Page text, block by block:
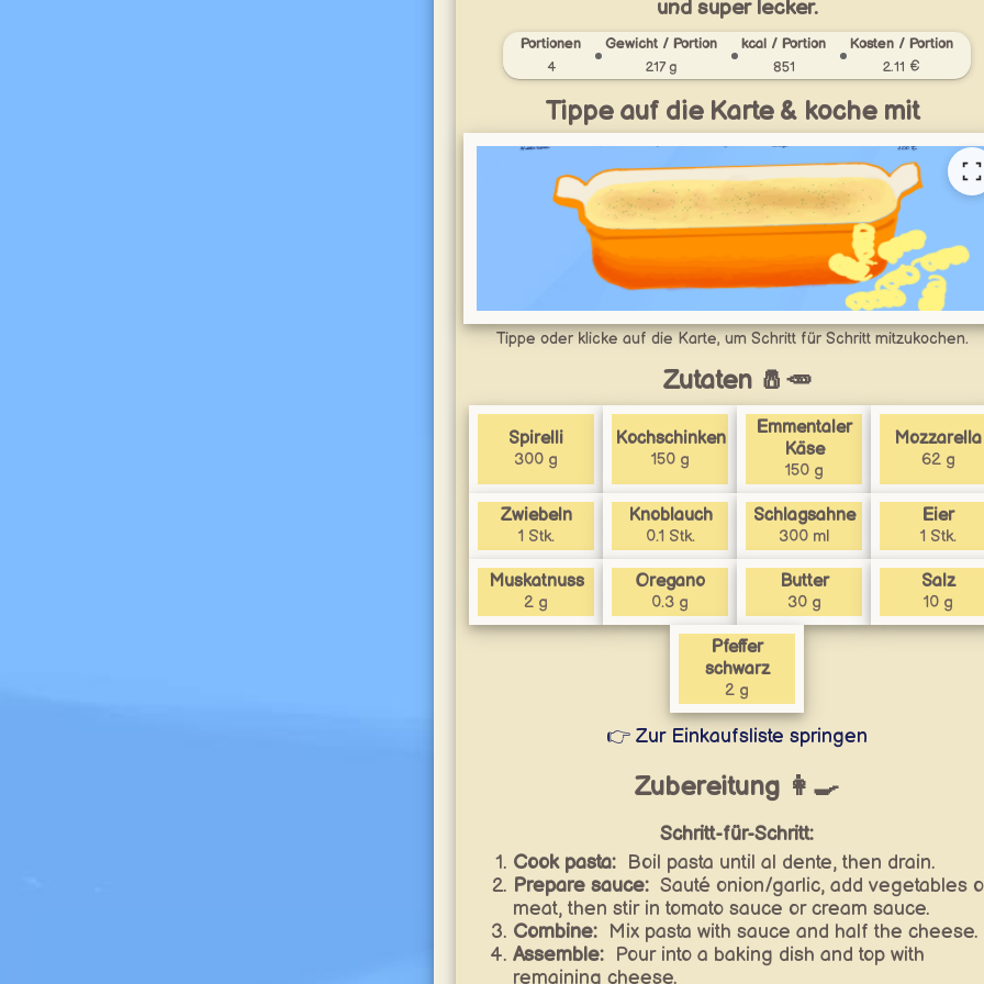
und super lecker.
Portionen Gewicht / Portion kcal / Portion
Kosten / Portion
4
217 g 851 2.11 €
Tippe auf die Karte & koche mit
Tippe oder klicke auf die Karte, um Schritt für Schritt mitzukochen.
Zutaten 🧂🥕
Spirelli
300 g
Kochschinken
150 g
Emmentaler
Käse
150 g
Mozzarella
62 g
Zwiebeln
1 Stk.
Knoblauch
0.1 Stk.
Schlagsahne
300 ml
Eier
1 Stk.
Muskatnuss
2 g
Oregano
0.3 g
Butter
30 g
Salz
10 g
Pfeffer
schwarz
2 g
👉 Zur Einkaufsliste springen
Zubereitung 👩‍🍳
Schritt-für-Schritt:
Cook pasta: Boil pasta until al dente, then drain.
Prepare sauce: Sauté onion/garlic, add vegetables
meat, then stir in tomato sauce or cream sauce.
Combine: Mix pasta with sauce and half the cheese.
Assemble: Pour into a baking dish and top with
remaining cheese.